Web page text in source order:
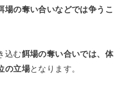
場の奪い合いなどでは争うこ
込む餌場の奪い合いでは、体
の立場となります。